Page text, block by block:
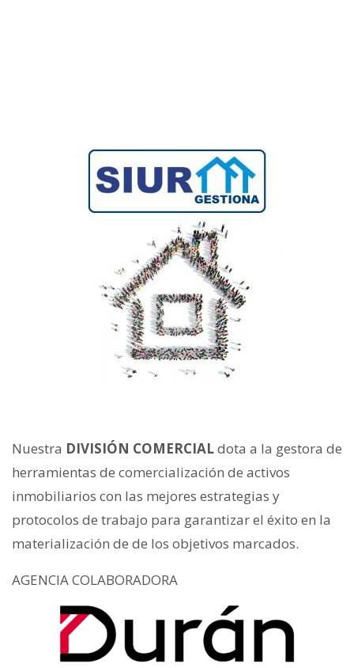
Nuestra DIVISIÓN COMERCIALdota a la gestora de
herramientas de comercialización de activos
inmobiliarios con las mejores estrategias y
protocolos de trabajo para garantizar el éxito en la
materialización de de los objetivos marcados.
AGENCIA COLABORADORA